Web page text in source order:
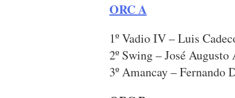
ORC A
1º Vadio IV – Luis
2º Swing – José
3º Amancay – Fernando